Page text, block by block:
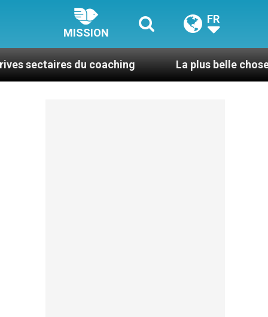
MISSION
FR
du coaching La plus belle chose dans la vie,